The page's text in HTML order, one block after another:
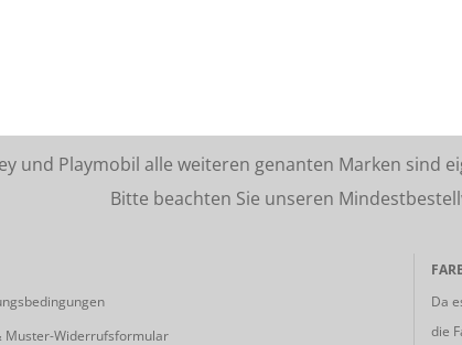
und Playmobil alle weiteren genanten Marken sind
Bitte beachten Sie unseren
Muster-Widerrufsformular
Da
die